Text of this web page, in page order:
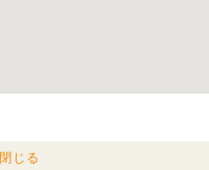
閉じる